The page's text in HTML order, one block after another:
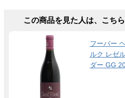
この商品を見た人は、こち
フーバー
ルク レゼ
ダー GG